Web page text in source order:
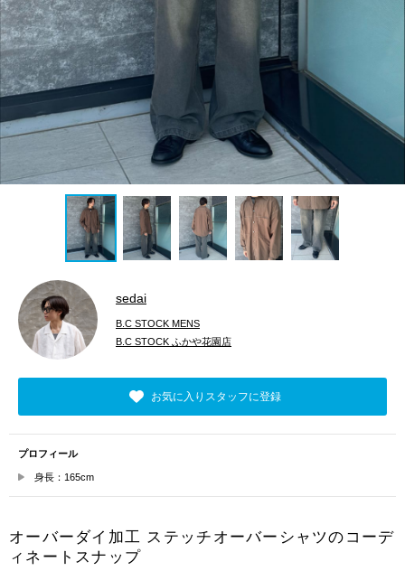
sedai
B.C STOCK MENS
B.C STOCK ふかや花園店
お気に入りスタッフに登録
プロフィール
身長：165cm
オーバーダイ加工 ステッチオーバーシャツのコーデ
ィネートスナップ